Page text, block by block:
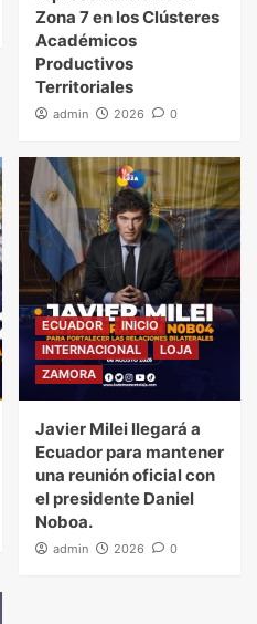
Zona 7 en los Clústeres
Académicos
Productivos
Territoriales
admin 2026 0
ECUADOR
INICIO
INTERNACIONAL
LOJA
ZAMORA
Javier Milei llegará a
Ecuador para mantener
una reunión oficial con
el presidente Daniel
Noboa.
admin 2026 0